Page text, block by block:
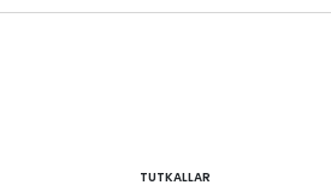
TUTKALLAR